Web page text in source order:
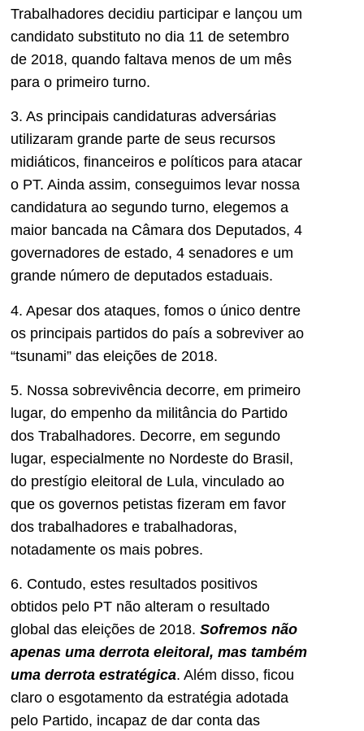
Trabalhadores decidiu participar e lançou um
candidato substituto no dia 11 de setembro
de 2018, quando faltava menos de um mês
para o primeiro turno.
3. As principais candidaturas adversárias
utilizaram grande parte de seus recursos
midiáticos, financeiros e políticos para atacar
o PT. Ainda assim, conseguimos levar nossa
candidatura ao segundo turno, elegemos a
maior bancada na Câmara dos Deputados, 4
governadores de estado, 4 senadores e um
grande número de deputados estaduais.
4. Apesar dos ataques, fomos o único dentre
os principais partidos do país a sobreviver ao
“tsunami” das eleições de 2018.
5. Nossa sobrevivência decorre, em primeiro
lugar, do empenho da militância do Partido
dos Trabalhadores. Decorre, em segundo
lugar, especialmente no Nordeste do Brasil,
do prestígio eleitoral de Lula, vinculado ao
que os governos petistas fizeram em favor
dos trabalhadores e trabalhadoras,
notadamente os mais pobres.
6. Contudo, estes resultados positivos
obtidos pelo PT não alteram o resultado
global das eleições de 2018. Sofremos não
apenas uma derrota eleitoral, mas também
uma derrota estratégica. Além disso, ficou
claro o esgotamento da estratégia adotada
pelo Partido, incapaz de dar conta das